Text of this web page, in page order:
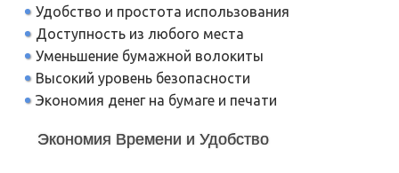
Удобство и простота использования
Доступность из любого места
Уменьшение бумажной волокиты
Высокий уровень безопасности
Экономия денег на бумаге и печати
Экономия Времени и Удобство